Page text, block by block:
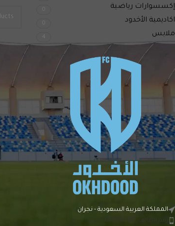
إكسسوارات رياضية 0
اكاديمية الأخدود 0
ملابس 4
المملكة العربية السعودية - نجران
رقم الهاتف: 0175290181